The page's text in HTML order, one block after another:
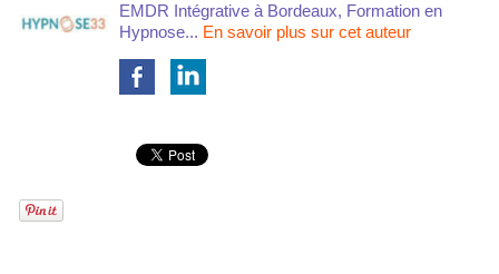
EMDR Intégrative à Bordeaux, Formation en
Hypnose... En savoir plus sur cet auteur